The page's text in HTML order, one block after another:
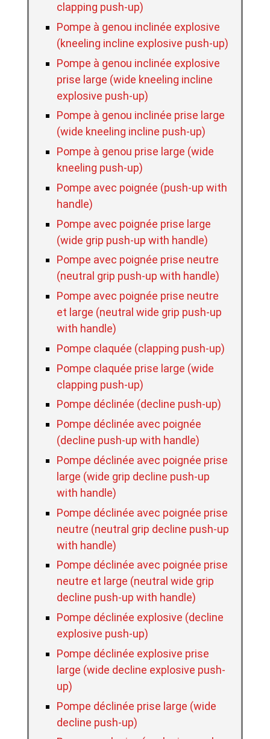
clapping push-up)
Pompe à genou inclinée explosive
(kneeling incline explosive push-up)
Pompe à genou inclinée explosive
prise large (wide kneeling incline
explosive push-up)
Pompe à genou inclinée prise large
(wide kneeling incline push-up)
Pompe à genou prise large (wide
kneeling push-up)
Pompe avec poignée (push-up with
handle)
Pompe avec poignée prise large
(wide grip push-up with handle)
Pompe avec poignée prise neutre
(neutral grip push-up with handle)
Pompe avec poignée prise neutre
et large (neutral wide grip push-up
with handle)
Pompe claquée (clapping push-up)
Pompe claquée prise large (wide
clapping push-up)
Pompe déclinée (decline push-up)
Pompe déclinée avec poignée
(decline push-up with handle)
Pompe déclinée avec poignée prise
large (wide grip decline push-up
with handle)
Pompe déclinée avec poignée prise
neutre (neutral grip decline push-up
with handle)
Pompe déclinée avec poignée prise
neutre et large (neutral wide grip
decline push-up with handle)
Pompe déclinée explosive (decline
explosive push-up)
Pompe déclinée explosive prise
large (wide decline explosive push-
up)
Pompe déclinée prise large (wide
decline push-up)